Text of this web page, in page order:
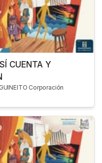
CUENTA Y
Corporación